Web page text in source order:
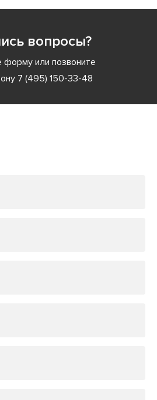
вопросы?
форму или позвоните
7 (495) 150-33-48